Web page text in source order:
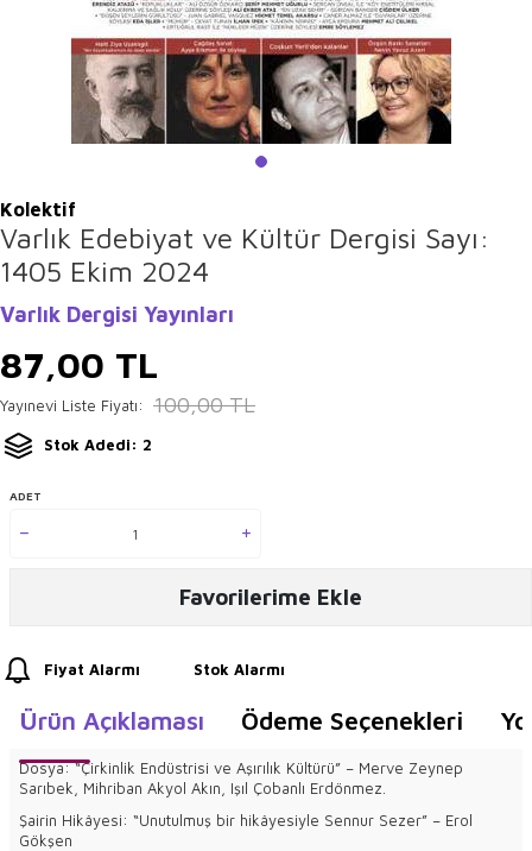
Kolektif
Varlık Edebiyat ve Kültür Dergisi Sayı:
1405 Ekim 2024
Varlık Dergisi Yayınları
87,00 TL
Yayınevi Liste Fiyatı: 100,00TL
Stok Adedi: 2
ADET
Favorilerime Ekle
Fiyat Alarmı Stok Alarmı
Ürün Açıklaması Ödeme Seçenekleri
Dosya: “Çirkinlik Endüstrisi ve Aşırılık Kültürü” – Merve Zeynep
Sarıbek, Mihriban Akyol Akın, Işıl Çobanlı Erdönmez.
Şairin Hikâyesi: “Unutulmuş bir hikâyesiyle Sennur Sezer” – Erol
Gökşen